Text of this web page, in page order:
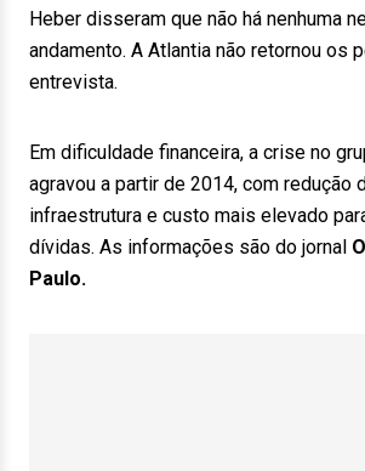
Heber disseram que não há nenhuma
andamento. A Atlantia não retornou os
entrevista.
Em dificuldade financeira, a crise no
agravou a partir de 2014, com redução
infraestrutura e custo mais elevado
dívidas. As informações são do jornal
Paulo.